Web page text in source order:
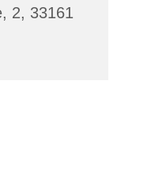
2, 33161